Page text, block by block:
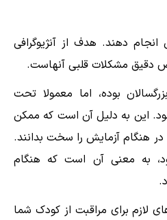
انجام دهند. هدف از آنژیوگرافی
دقیق مشکلات قلبی آنهاست.
بوده، اما معمولا تحت
این به دلیل آن است که ممکن
هنگام آزمایش را سخت بدانند.
به معنی آن است که هنگام
لازم برای مراقبت از کودک شما